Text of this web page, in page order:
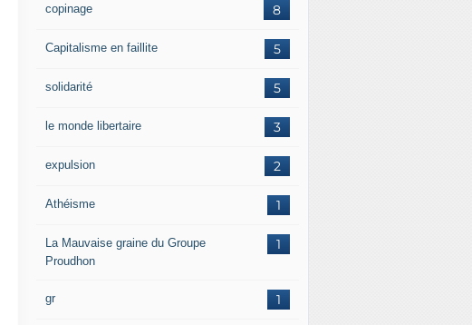
8
copinage
5
Capitalisme en faillite
5
solidarité
3
le monde libertaire
2
expulsion
1
Athéisme
1
La Mauvaise graine du Groupe
Proudhon
1
gr